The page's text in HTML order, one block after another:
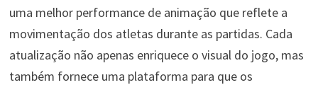
uma melhor performance de animação que reflete a
movimentação dos atletas durante as partidas. Cada
atualização não apenas enriquece o visual do jogo, mas
também fornece uma plataforma para que os